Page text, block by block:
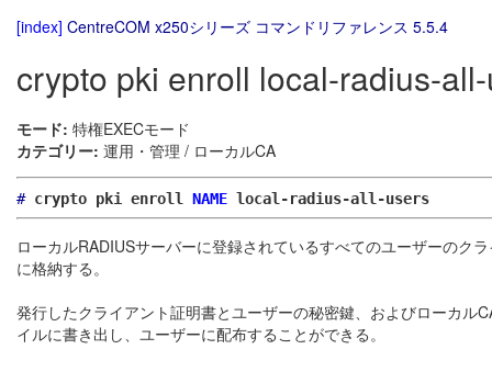
[index] CentreCOM x250シリーズ コマンドリファレンス 5.5.4
crypto pki enroll local-radius-
モード: 特権EXECモード
カテゴリー: 運用・管理 / ローカルCA
# crypto pki enroll NAME local-radius-all-users
ローカルRADIUSサーバーに登録されているすべてのユーザーのク
に格納する。
発行したクライアント証明書とユーザーの秘密鍵、およびローカル
イルに書き出し、ユーザーに配布することができる。